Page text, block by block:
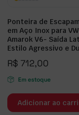
Ponteira de
em Aço Inox para VW
Amarok V6- Saída
Estilo Agressivo e
R$ 712,00
Em estoque
Adicionar ao